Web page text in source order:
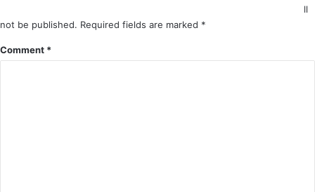
न
ll
not be published. Required fields are marked *
Comment *